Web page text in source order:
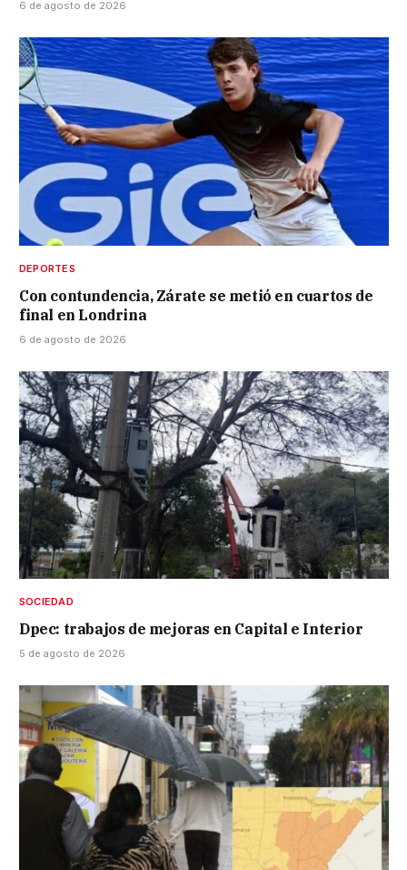
6 de agosto de 2026
DEPORTES
Con contundencia, Zárate se metió en cuartos de
final en Londrina
6 de agosto de 2026
SOCIEDAD
Dpec: trabajos de mejoras en Capital e Interior
5 de agosto de 2026